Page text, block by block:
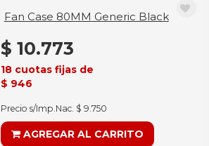
Fan Case 80MM Generic Black
$ 10.773
18 cuotas fijas de
$ 946
Precio s/Imp.Nac. $ 9.750
AGREGAR AL CARRITO